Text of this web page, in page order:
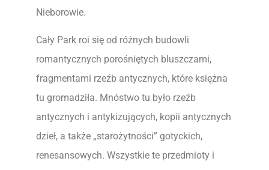
Nieborowie.
Cały Park roi się od różnych budowli
romantycznych porośniętych bluszczami,
fragmentami rzeźb antycznych, które księżna
tu gromadziła. Mnóstwo tu było rzeźb
antycznych i antykizujących, kopii antycznych
dzieł, a także „starożytności” gotyckich,
renesansowych. Wszystkie te przedmioty i